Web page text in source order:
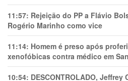
11:57: Rejeição do PP a Flávio
Rogério Marinho como vice
11:14: Homem é preso após
xenofóbicas contra médico em
10:54: DESCONTROLADO,